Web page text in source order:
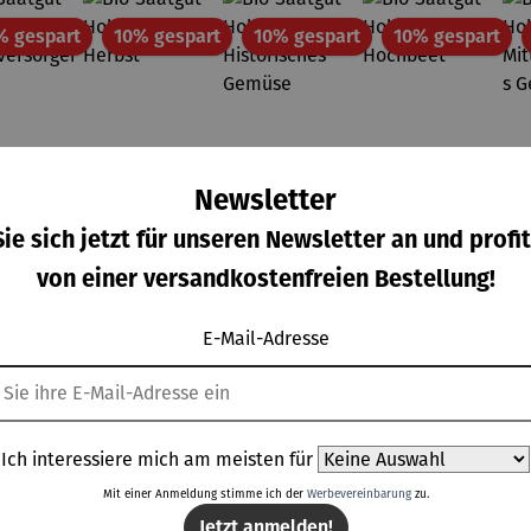
5 Sternenvon 4 von 5 Sternen
gespartRabatt10% gespartRabatt
Saatgut-
Holzbox S
- Herbst
Verkaufspreis:
10% gespartRabatt
Saatgut-
Holzbox S
-
Verkaufspreis:
26,95 €
10% gespart
Bio-
Saatgut-
Holzbox S
Verkaufspreis:
Newsletter
sich jetzt für unseren Newsletter an und
von einer versandkostenfreien Bestellung!
E-Mail-Adresse
Ich interessiere mich am meisten für
Mit einer Anmeldung stimme ich der Werbevereinbarungzu.
Jetzt anmelden!